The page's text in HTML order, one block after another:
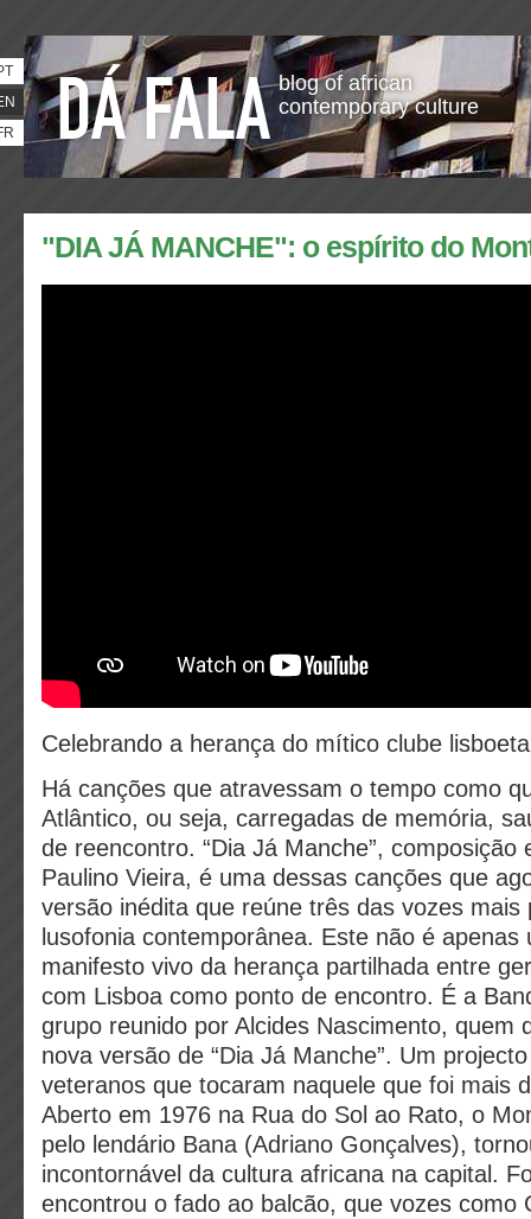
blog of african
contemporary culture
"DIA JÁ MANCHE": o espírito do
Celebrando a herança do mítico clube
Há canções que atravessam o tempo como
Atlântico, ou seja, carregadas de memória,
de reencontro. “Dia Já Manche”, composição
Paulino Vieira, é uma dessas canções que
versão inédita que reúne três das vozes mais
lusofonia contemporânea. Este não é apenas
manifesto vivo da herança partilhada entre
com Lisboa como ponto de encontro. É a
grupo reunido por Alcides Nascimento, quem
nova versão de “Dia Já Manche”. Um
veteranos que tocaram naquele que foi mais
Aberto em 1976 na Rua do Sol ao Rato, o
pelo lendário Bana (Adriano Gonçalves),
incontornável da cultura africana na capital.
encontrou o fado ao balcão, que vozes como